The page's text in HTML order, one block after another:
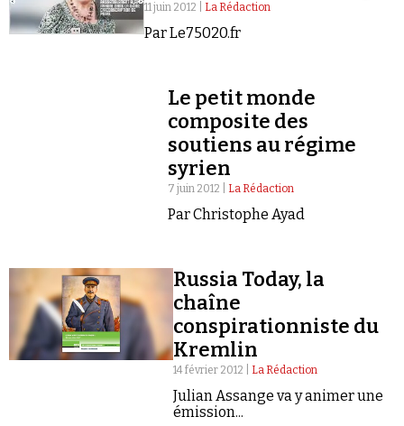
11 juin 2012 | La Rédaction
Par Le75020.fr
Le petit monde
composite des
soutiens au régime
syrien
7 juin 2012 | La Rédaction
Par Christophe Ayad
Russia Today, la
chaîne
conspirationniste du
Kremlin
14 février 2012 | La Rédaction
Julian Assange va y animer une
émission...